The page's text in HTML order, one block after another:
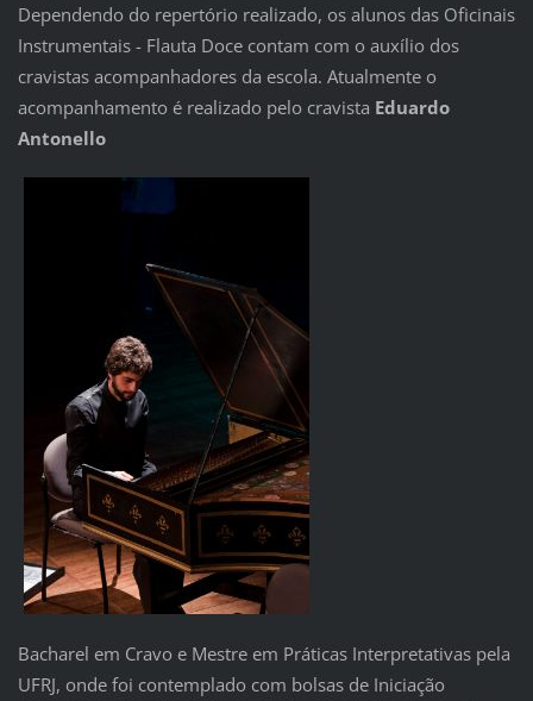
Dependendo do repertório realizado, os alunos das Oficinais
Instrumentais - Flauta Doce contam com o auxílio dos
cravistas acompanhadores da escola. Atualmente o
acompanhamento é realizado pelo cravista Eduardo
Antonello
Bacharel em Cravo e Mestre em Práticas Interpretativas pela
UFRJ, onde foi contemplado com bolsas de Iniciação